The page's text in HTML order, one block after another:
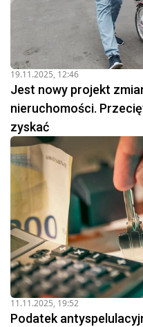
19.11.2025, 12:46
Jest nowy projekt
nieruchomości.
zyskać
11.11.2025, 19:52
Podatek